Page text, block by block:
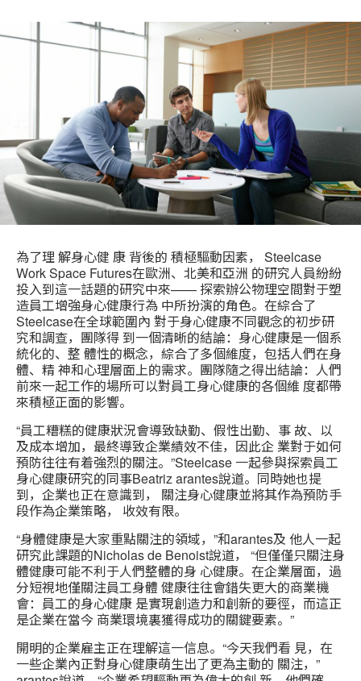
為了理 解身心健 康 背後的 積極驅動因素， Steelcase
Work Space Futures在歐洲、北美和亞洲 的研究人員紛紛
投入到這一話題的研究中來—— 探索辦公物理空間對于塑
造員工增強身心健康行為 中所扮演的角色。在綜合了
Steelcase在全球範圍內 對于身心健康不同觀念的初步研
究和調查，團隊得 到一個清晰的結論：身心健康是一個系
統化的、整 體性的概念，綜合了多個維度，包括人們在身
體、精 神和心理層面上的需求。團隊隨之得出結論：人們
前來一起工作的場所可以對員工身心健康的各個維 度都帶
來積極正面的影響。
“員工糟糕的健康狀況會導致缺勤、假性出勤、事 故、以
及成本增加，最終導致企業績效不佳，因此企 業對于如何
預防往往有着強烈的關注。”Steelcase 一起參與探索員工
身心健康研究的同事Beatriz arantes說道。同時她也提
到，企業也正在意識到， 關注身心健康並將其作為預防手
段作為企業策略， 收效有限。
“身體健康是大家重點關注的領域，”和arantes及 他人一起
研究此課題的Nicholas de Benoist說道， “但僅僅只關注身
體健康可能不利于人們整體的身 心健康。在企業層面，過
分短視地僅關注員工身體 健康往往會錯失更大的商業機
會：員工的身心健康 是實現創造力和創新的要徑，而這正
是企業在當今 商業環境裏獲得成功的關鍵要素。”
開明的企業雇主正在理解這一信息。“今天我們看 見，在
一些企業內正對身心健康萌生出了更為主動的 關注，”